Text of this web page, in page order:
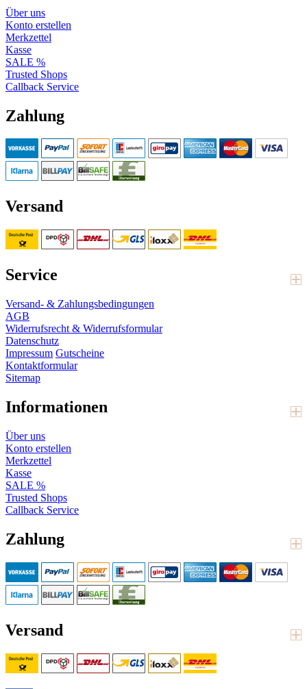
Über uns
Konto erstellen
Merkzettel
Kasse
SALE %
Trusted Shops
Callback Service
Zahlung
Versand
Service
Versand- & Zahlungsbedingungen
AGB
Widerrufsrecht & Widerrufsformular
Datenschutz
Impressum Gutscheine
Kontaktformular
Sitemap
Informationen
Über uns
Konto erstellen
Merkzettel
Kasse
SALE %
Trusted Shops
Callback Service
Zahlung
Versand